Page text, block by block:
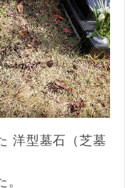
洋型墓石（芝墓